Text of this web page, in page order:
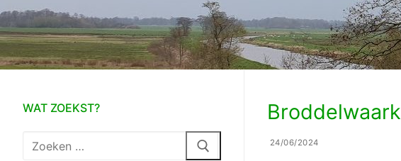
Broddelwaark
24/06/2024
WAT ZOEKST?
Zoeken